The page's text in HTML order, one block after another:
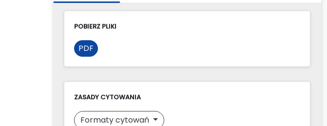
POBIERZ PLIKI
PDF
ZASADY CYTOWANIA
Formaty cytowań